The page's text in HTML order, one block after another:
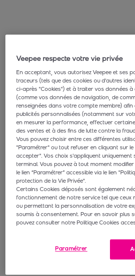
Veepee respecte votre vie privée
En acceptant, vous autorisez Veepee et ses
traceurs (tels que des cookies ou d'autres
ci-après "Cookies") et à traiter vos données
(comme vos données de navigation, de
renseignées dans votre compte membre)
publicités personnalisées (notamment sur
en mesurer la performance, effectuer
des ventes et à des fins de lutte contre la
Vous pouvez choisir entre ces différentes
"Paramétrer" ou tout refuser en cliquant sur
accepter". Vos choix s'appliquent
terminal. Vous pouvez à tout moment
le lien “Paramétrer” accessible via le lien
protection de la Vie Privée".
Certains Cookies déposés sont également
fonctionnement de notre service tel que ceux
ou permettant la personnalisation de votre
soumis à consentement. Pour en savoir plus
pouvez consulter notre Politique Cookies
Paramétrer